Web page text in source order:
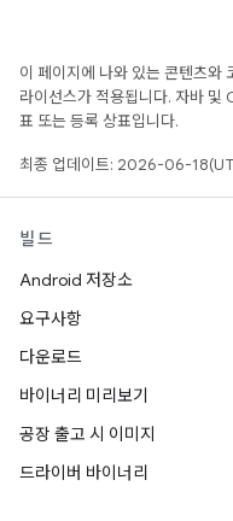
이 페이지에 나와 있는 콘텐츠와
라이선스가 적용됩니다. 자바
표 또는 등록 상표입니다.
최종 업데이트: 2026-06-
빌드
Android 저장소
요구사항
다운로드
바이너리 미리보기
공장 출고 시 이미지
드라이버 바이너리